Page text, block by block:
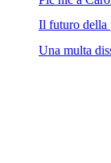
Il futuro della
Una multa